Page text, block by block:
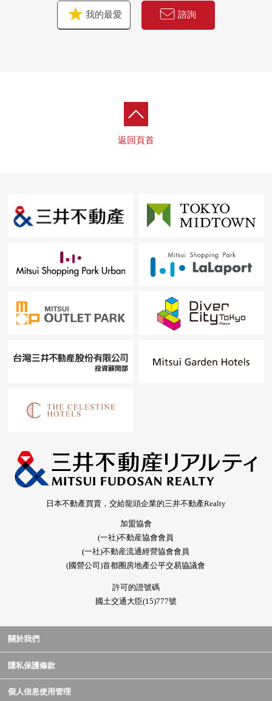
我的最愛 諮詢
返回頁首
日本不動產買賣，交給龍頭企業的三井不動產Realty
加盟協會
(一社)不動産協會會員
(一社)不動産流通經營協會會員
(國營公司)首都圈房地產公平交易協議會
許可的證號碼
國土交通大臣(15)777號
關於我們
隱私保護條款
個人信息使用管理